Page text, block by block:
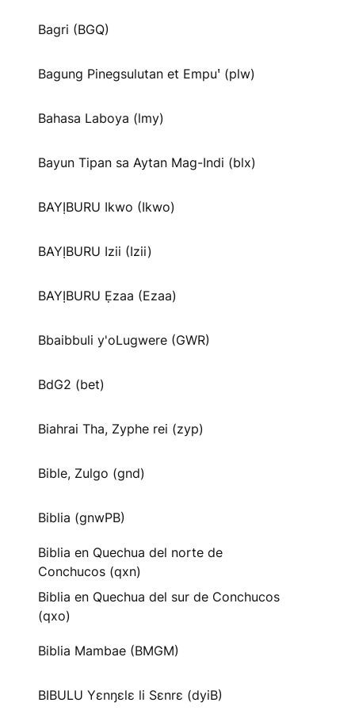
Bagri (BGQ)
Bagung Pinegsulutan et Empuꞌ (plw)
Bahasa Laboya (lmy)
Bayun Tipan sa Aytan Mag-Indi (blx)
BAYỊBURU Ikwo (Ikwo)
BAYỊBURU Izii (Izii)
BAYỊBURU Ẹzaa (Ezaa)
Bbaibbuli y'oLugwere (GWR)
BdG2 (bet)
Biahrai Tha, Zyphe rei (zyp)
Bible, Zulgo (gnd)
Biblia (gnwPB)
Biblia en Quechua del norte de
Conchucos (qxn)
Biblia en Quechua del sur de Conchucos
(qxo)
Biblia Mambae (BMGM)
BIBULU Yɛnŋɛlɛ li Sɛnrɛ (dyiB)